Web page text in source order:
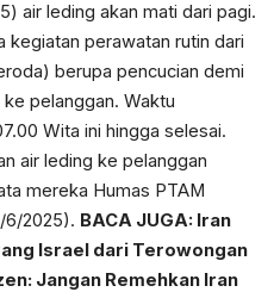
air leding akan mati dari pagi.
kegiatan perawatan rutin dari
berupa pencucian demi
pelanggan. Waktu
Wita ini hingga selesai.
air leding ke pelanggan
mereka Humas PTAM
6/2025). BACA JUGA: Iran
Israel dari Terowongan
Jangan Remehkan Iran